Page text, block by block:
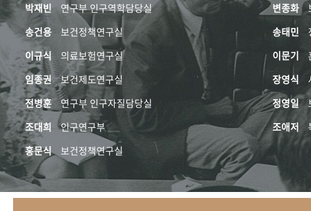
박재빈
연구부 인구역학담당실 변종화
송건용
보건정책연구실 송태민
이규식
의료보험연구실 이문기
임종권
보건제도연구실 장영식
전병훈
연구부 인구자질담당실 정영일
조대희
인구연구부 조애저
홍문식
보건정책연구실